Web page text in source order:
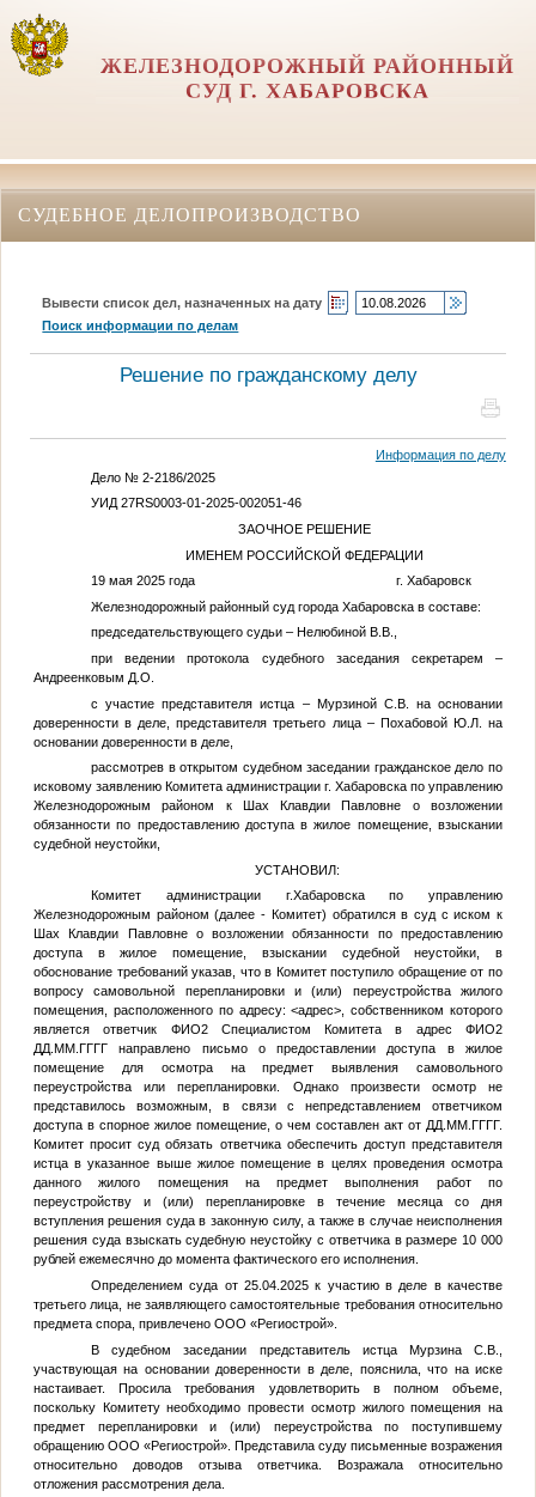
ЖЕЛЕЗНОДОРОЖНЫЙ РАЙОННЫЙ
СУД Г. ХАБАРОВСКА
СУДЕБНОЕ ДЕЛОПРОИЗВОДСТВО
Вывести список дел, назначенных на дату
Поиск информации по делам
Решение по гражданскому делу
Информация по делу
Дело № 2-2186/2025
УИД 27RS0003-01-2025-002051-46
ЗАОЧНОЕ РЕШЕНИЕ
ИМЕНЕМ РОССИЙСКОЙ ФЕДЕРАЦИИ
19 мая 2025 года г. Хабаровск
Железнодорожный районный суд города Хабаровска в составе:
председательствующего судьи – Нелюбиной В.В.,
при ведении протокола судебного заседания секретарем –
Андреенковым Д.О.
с участие представителя истца – Мурзиной С.В. на основании
доверенности в деле, представителя третьего лица – Похабовой Ю.Л. на
основании доверенности в деле,
рассмотрев в открытом судебном заседании гражданское дело по
исковому заявлению Комитета администрации г. Хабаровска по управлению
Железнодорожным районом к Шах Клавдии Павловне о возложении
обязанности по предоставлению доступа в жилое помещение, взыскании
судебной неустойки,
УСТАНОВИЛ:
Комитет администрации г.Хабаровска по управлению
Железнодорожным районом (далее - Комитет) обратился в суд с иском к
Шах Клавдии Павловне о возложении обязанности по предоставлению
доступа в жилое помещение, взыскании судебной неустойки, в
обоснование требований указав, что в Комитет поступило обращение от по
вопросу самовольной перепланировки и (или) переустройства жилого
помещения, расположенного по адресу:<адрес> , собственником которого
является ответчик ФИО2Специалистом Комитета в адресФИО2
ДД.ММ.ГГГГнаправлено письмо о предоставлении доступа в жилое
помещение для осмотра на предмет выявления самовольного
переустройства или перепланировки. Однако произвести осмотр не
представилось возможным, в связи с непредставлением ответчиком
доступа в спорное жилое помещение, о чем составлен акт от ДД.ММ.ГГГГ.
Комитет просит суд обязать ответчика обеспечить доступ представителя
истца в указанное выше жилое помещение в целях проведения осмотра
данного жилого помещения на предмет выполнения работ по
переустройству и (или) перепланировке в течение месяца со дня
вступления решения суда в законную силу, а также в случае неисполнения
решения суда взыскать судебную неустойку с ответчика в размере 10 000
рублей ежемесячно до момента фактического его исполнения.
Определением суда от 25.04.2025 к участию в деле в качестве
третьего лица, не заявляющего самостоятельные требования относительно
предмета спора, привлечено ООО «Региострой».
В судебном заседании представитель истца Мурзина С.В.,
участвующая на основании доверенности в деле, пояснила, что на иске
настаивает. Просила требования удовлетворить в полном объеме,
поскольку Комитету необходимо провести осмотр жилого помещения на
предмет перепланировки и (или) переустройства по поступившему
обращению ООО «Региострой». Представила суду письменные возражения
относительно доводов отзыва ответчика. Возражала относительно
отложения рассмотрения дела.